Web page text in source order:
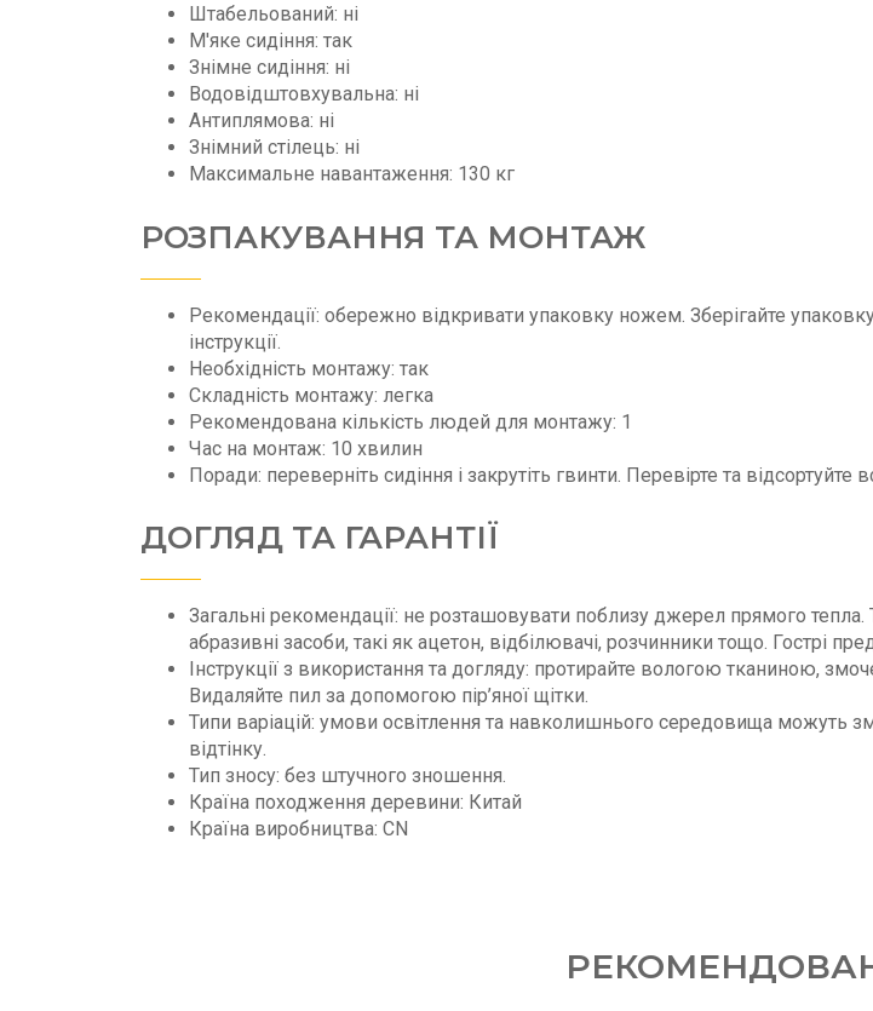
Штабельований: ні
М'яке сидіння: так
Знімне сидіння: ні
Водовідштовхувальна: ні
Антиплямова: ні
Знімний стілець: ні
Максимальне навантаження: 130 кг
РОЗПАКУВАННЯ ТА МОНТАЖ
Рекомендації: обережно відкривати упаковку ножем. Зберігайте
інструкції.
Необхідність монтажу: так
Складність монтажу: легка
Рекомендована кількість людей для монтажу: 1
Час на монтаж: 10 хвилин
Поради: переверніть сидіння і закрутіть гвинти. Перевірте та
ДОГЛЯД ТА ГАРАНТІЇ
Загальні рекомендації: не розташовувати поблизу джерел прямого
абразивні засоби, такі як ацетон, відбілювачі, розчинники тощо. Гострі
Інструкції з використання та догляду: протирайте вологою тканиною,
Видаляйте пил за допомогою пір’яної щітки.
Типи варіацій: умови освітлення та навколишнього середовища можуть
відтінку.
Тип зносу: без штучного зношення.
Країна походження деревини: Китай
Країна виробництва: CN